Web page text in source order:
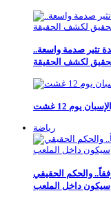
تثير صدمة واسعة..
رياضة
والحكم الحقيقي
سيكون داخل الملعب